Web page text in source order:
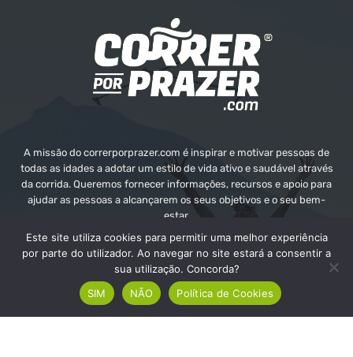
A missão do correrporprazer.com é inspirar e motivar pessoas de
todas as idades a adotar um estilo de vida ativo e saudável através
da corrida. Queremos fornecer informações, recursos e apoio para
ajudar as pessoas a alcançarem os seus objetivos e o seu bem-
estar.
Contate-nos: info@correrporprazer.com
Este site utiliza cookies para permitir uma melhor experiência
por parte do utilizador. Ao navegar no site estará a consentir a
sua utilização. Concorda?
SIM
NÃO Política de Cookies